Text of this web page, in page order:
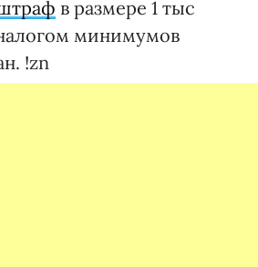
в размере 1 тыс
минимумов
!zn